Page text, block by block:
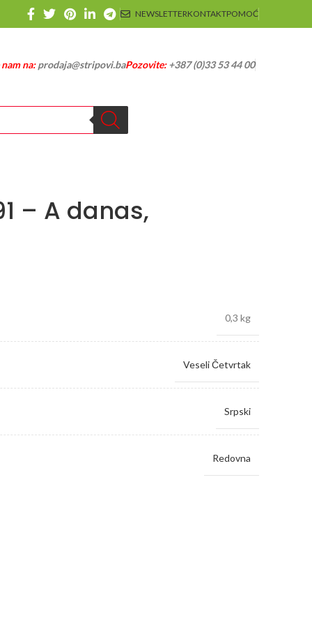
NEWSLETTERKONTAKTPOMOĆ
na:prodaja@stripovi.baPozovite:+387 (0)33 53 44 00
– A danas,
0,3 kg
Veseli Četvrtak
Srpski
Redovna